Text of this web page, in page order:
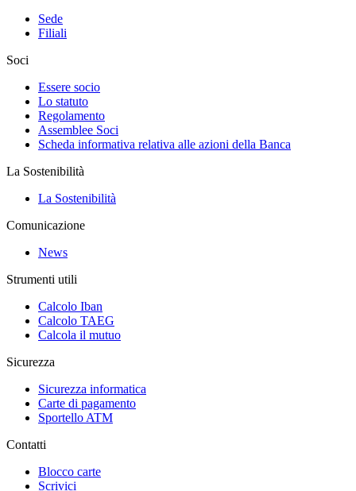
Sede
Filiali
Soci
Essere socio
Lo statuto
Regolamento
Assemblee Soci
Scheda informativa relativa alle azioni della Banca
La Sostenibilità
La Sostenibilità
Comunicazione
News
Strumenti utili
Calcolo Iban
Calcolo TAEG
Calcola il mutuo
Sicurezza
Sicurezza informatica
Carte di pagamento
Sportello ATM
Contatti
Blocco carte
Scrivici